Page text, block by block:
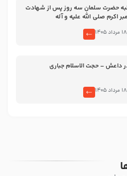
حضرت سلمان سه روز پس از شهادت
اکرم صلی الله علیه و آله
۱۸ مرداد ۱۴۰۵
داعش – حجت الاسلام جباری
۱۸ مرداد ۱۴۰۵